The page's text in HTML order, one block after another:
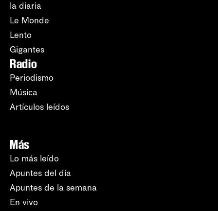
la diaria
Le Monde
Lento
Gigantes
Radio
Periodismo
Música
Artículos leídos
Más
Lo más leído
Apuntes del día
Apuntes de la semana
En vivo